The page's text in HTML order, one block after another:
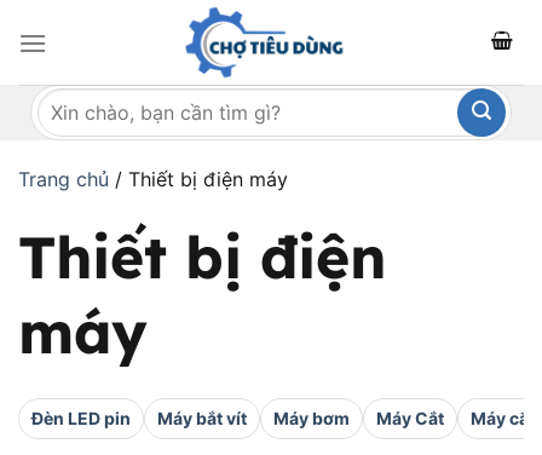
qua
dungTìm
kiếm:
Trang chủ / Thiết bị điện máy
Thiết bị điện
máy
Đèn LED pin Máy bắt vít Máy bơm Máy Cắt Máy cắt